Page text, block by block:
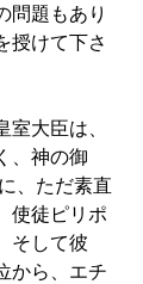
問題もあり
授けて下さ
大臣は、
、神の御
、ただ素直
使徒ピリポ
そして彼
から、エチ